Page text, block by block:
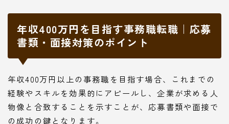
年収400万円を目指す事務職転職｜応募
書類・面接対策のポイント
年収400万円以上の事務職を目指す場合、これまでの
経験やスキルを効果的にアピールし、企業が求める人
物像と合致することを示すことが、応募書類や面接で
の成功の鍵となります。